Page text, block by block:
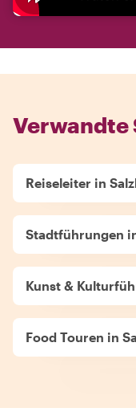
Verwandte
Reiseleiter in
Stadtführungen
Kunst &
Food Touren in